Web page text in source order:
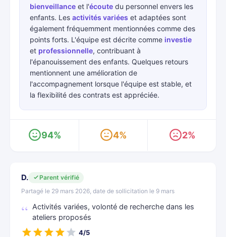
bienveillance et l'écoute du personnel envers les
enfants. Les activités variées et adaptées sont
également fréquemment mentionnées comme des
points forts. L'équipe est décrite comme investie
et professionnelle, contribuant à
l'épanouissement des enfants. Quelques retours
mentionnent une amélioration de
l'accompagnement lorsque l'équipe est stable, et
la flexibilité des contrats est appréciée.
94% 4% 2%
D.
Parent vérifié
Partagé le 29 mars 2026, date de sollicitation le 9 mars
Activités variées, volonté de recherche dans les
ateliers proposés
4/5